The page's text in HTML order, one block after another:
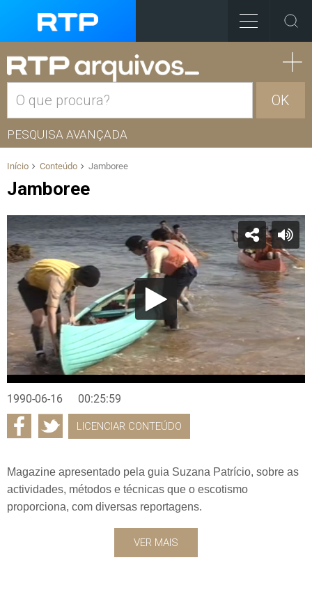
OK
PESQUISA AVANÇADA
Início Conteúdo Jamboree
Jamboree
1990-06-16 00:25:59
LICENCIAR CONTEÚDO
Magazine apresentado pela guia Suzana Patrício, sobre as
actividades, métodos e técnicas que o escotismo
proporciona, com diversas reportagens.
VER MAIS